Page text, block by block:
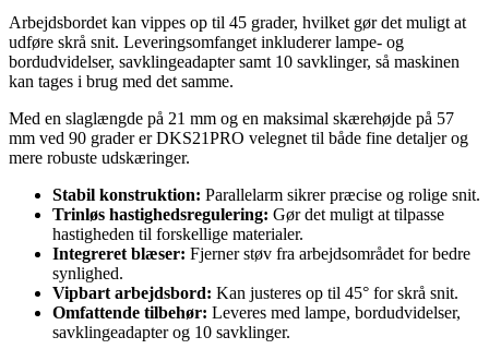
Arbejdsbordet kan vippes op til 45 grader, hvilket gør det muligt at
udføre skrå snit. Leveringsomfanget inkluderer lampe- og
bordudvidelser, savklingeadapter samt 10 savklinger, så maskinen
kan tages i brug med det samme.
Med en slaglængde på 21 mm og en maksimal skærehøjde på 57
mm ved 90 grader er DKS21PRO velegnet til både fine detaljer og
mere robuste udskæringer.
Stabil konstruktion: Parallelarm sikrer præcise og rolige snit.
Trinløs hastighedsregulering: Gør det muligt at tilpasse
hastigheden til forskellige materialer.
Integreret blæser: Fjerner støv fra arbejdsområdet for bedre
synlighed.
Vipbart arbejdsbord: Kan justeres op til 45° for skrå snit.
Omfattende tilbehør: Leveres med lampe, bordudvidelser,
savklingeadapter og 10 savklinger.